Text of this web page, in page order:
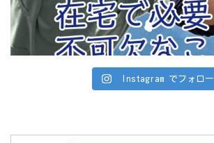
Instagram でフォロー